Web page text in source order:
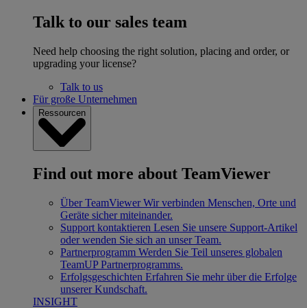
Talk to our sales team
Need help choosing the right solution, placing and order, or
upgrading your license?
Talk to us
Für große Unternehmen
Ressourcen
Find out more about TeamViewer
Über TeamViewer Wir verbinden Menschen, Orte und
Geräte sicher miteinander.
Support kontaktieren Lesen Sie unsere Support-Artikel
oder wenden Sie sich an unser Team.
Partnerprogramm Werden Sie Teil unseres globalen
TeamUP Partnerprogramms.
Erfolgsgeschichten Erfahren Sie mehr über die Erfolge
unserer Kundschaft.
INSIGHT